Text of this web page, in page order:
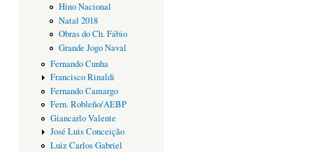
Hino Nacional
Natal 2018
Obras do Ch. Fábio
Grande Jogo Naval
Fernando Cunha
Francisco Rinaldi
Fernando Camargo
Fern. Robleño/AEBP
Giancarlo Valente
José Luis Conceição
Luiz Carlos Gabriel